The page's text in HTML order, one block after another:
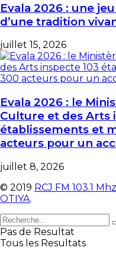
Evala 2026 : une
d’une tradition
juillet 15, 2026
Evala 2026 : le
Culture et des Arts
établissements et
acteurs pour un
juillet 8, 2026
© 2019 RCJ FM 103.1
OTIYA.
Pas de Resultat
Tous les Resultats